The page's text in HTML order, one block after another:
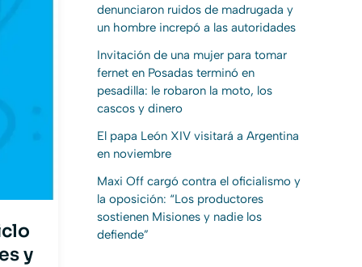
y
denunciaron ruidos de madrugada y
un hombre increpó a las autoridades
Invitación de una mujer para tomar
fernet en Posadas terminó en
pesadilla: le robaron la moto, los
cascos y dinero
El papa León XIV visitará a Argentina
en noviembre
Maxi Off cargó contra el oficialismo y
la oposición: “Los productores
sostienen Misiones y nadie los
defiende”